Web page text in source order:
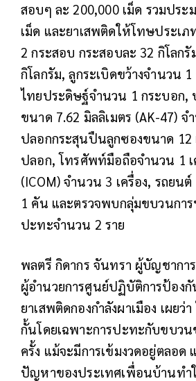
สอบๆ ละ 200,000 เม็ด รวมประ
เม็ด และยาเสพติดให้โทษประเ
2 กระสอบ กระสอบละ 32 กิโลก
กิโลกรัม, ลูกระเบิดขว้างจำนวน
ไทยประดิษฐ์จำนวน 1 กระบอก,
ขนาด 7.62 มิลลิเมตร (AK-47)
ปลอกกระสุนปืนลูกซองขนาด 12
ปลอก, โทรศัพท์มือถือจำนวน 1 เ
(ICOM) จำนวน 3 เครื่อง, รถยน
1 คัน และตรวจพบกลุ่มขบวนการ
ปะทะจำนวน 2 ราย
พลตรี กิดากร จันทรา ผู้บัญชาการ
ผู้อำนวยการศูนย์ปฏิบัติการป้อง
ยาเสพติดกองกำลังผาเมือง เผยว่
กั้นโดยเฉพาะการปะทะกับขบว
ครั้ง แม้จะมีการเข้มงวดอยู่ตลอ
ปัญหาของประเทศเพื่อนบ้านทำ